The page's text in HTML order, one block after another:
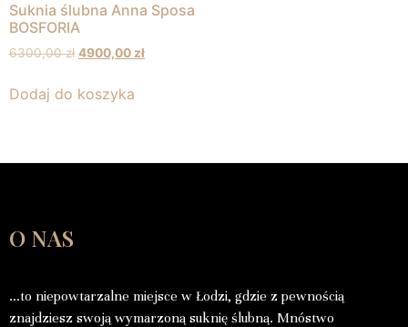
Suknia ślubna Anna Sposa
BOSFORIA
6300,00zł 4900,00zł
Dodaj do koszyka
O NAS
…to niepowtarzalne miejsce w Łodzi, gdzie z pewnością
znajdziesz swoją wymarzoną suknię ślubną. Mnóstwo